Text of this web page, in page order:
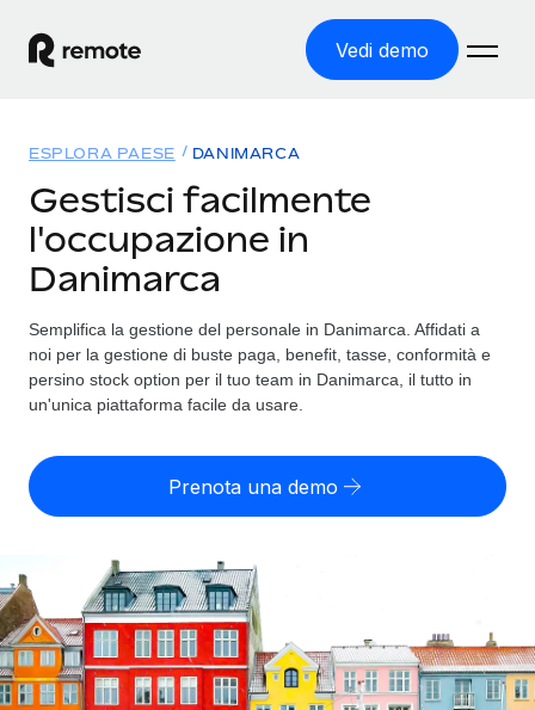
Vedi demo
ASSUMI NEL MONDO
Global Payroll
Employer of Record
Espanditi con zero costi di entità locale
Chiedi a un esperto
Affidati agli esperti per la gestione HR e la
compliance globale
Soluzioni
Ricerca paesi
Trova i servizi di supporto all’impiego per ogni Paese
Confronta Remote
Partner tecnologici strategici
Integra l'HR globale nella tua piattaforma in modo
flessibile
CASE STUDIES
Tariffe
Italiano
English
Nederlands
Français
Deutsch
Español
Login
ESPLORA PAESE DANIMARCA
Gestisci facilmente
l'occupazione in
Danimarca
Semplifica la gestione del personale in Danimarca. Affidati a
noi per la gestione di buste paga, benefit, tasse, conformità e
persino stock option per il tuo team in Danimarca, il tutto in
un'unica piattaforma facile da usare.
Prenota una demo